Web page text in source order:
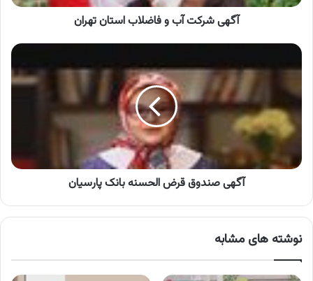
آگهی شرکت آب و فاضلاب استان تهران
آگهی
الحسنه
بانک
پارسیان
آگهی صندوق قرض الحسنه بانک پارسیان
نوشته های مشابه